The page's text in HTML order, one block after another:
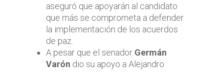
aseguró que apoyarán al candidato
que más se comprometa a defender
la implementación de los acuerdos
de paz.
A pesar que el senador Germán
Varón dio su apoyo a Alejandro